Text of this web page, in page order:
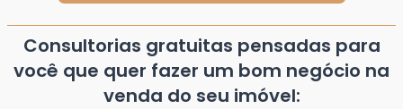
Consultorias gratuitas pensadas para
você que quer fazer um bom negócio na
venda do seu imóvel: